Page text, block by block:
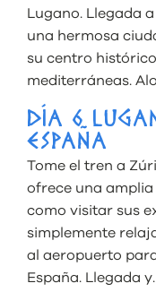
Lugano. Llegada
una hermosa
su centro
mediterráneas.
DÍA 6
ESPAÑA
Tome el tren a
ofrece una amplia
como visitar sus
simplemente
al aeropuerto
España. Llegada